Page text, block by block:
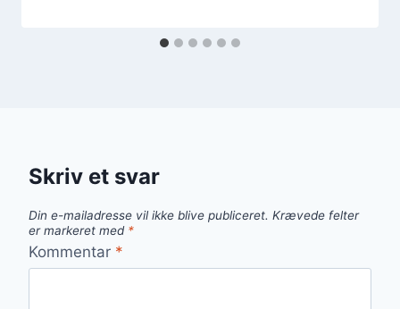
Skriv et svar
Din e-mailadresse vil ikke blive publiceret. Krævede felter
er markeret med *
Kommentar *